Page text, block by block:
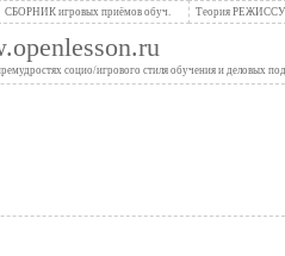
СБОРНИК игровых приёмов обуч. Теория
социо/игрового стиля обучения и деловых